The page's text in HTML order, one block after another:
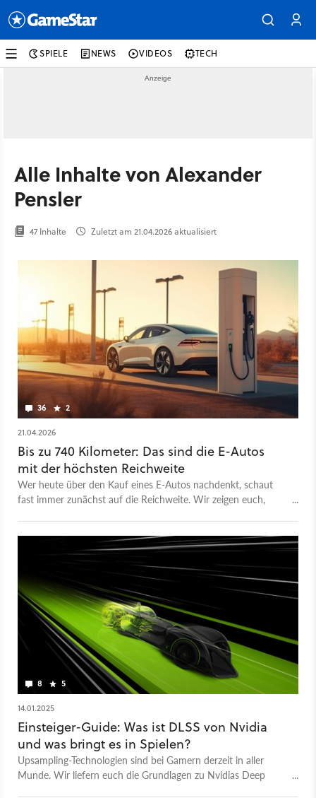
SPIELE NEWS VIDEOS TECH
Alle Inhalte von Alexander
Pensler
47 Inhalte Zuletzt am 21.04.2026 aktualisiert
36 2
21.04.2026
Bis zu 740 Kilometer: Das sind die E-Autos
mit der höchsten Reichweite
Wer heute über den Kauf eines E-Autos nachdenkt, schaut
fast immer zunächst auf die Reichweite. Wir zeigen euch,
8 5
14.01.2025
Einsteiger-Guide: Was ist DLSS von Nvidia
und was bringt es in Spielen?
Upsampling-Technologien sind bei Gamern derzeit in aller
Munde. Wir liefern euch die Grundlagen zu Nvidias Deep